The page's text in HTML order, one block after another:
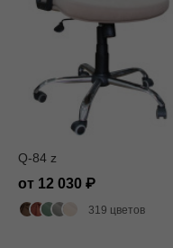
Q-84 z
от 12 030
319 цветов